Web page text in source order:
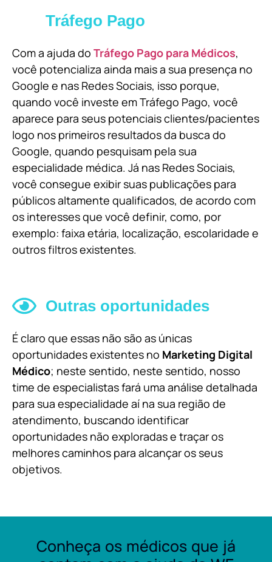
Tráfego Pago
Com a ajuda do Tráfego Pago para Médicos,
você potencializa ainda mais a sua presença no
Google e nas Redes Sociais, isso porque,
quando você investe em Tráfego Pago, você
aparece para seus potenciais clientes/pacientes
logo nos primeiros resultados da busca do
Google, quando pesquisam pela sua
especialidade médica. Já nas Redes Sociais,
você consegue exibir suas publicações para
públicos altamente qualificados, de acordo com
os interesses que você definir, como, por
exemplo: faixa etária, localização, escolaridade e
outros filtros existentes.
Outras oportunidades
É claro que essas não são as únicas
oportunidades existentes no Marketing Digital
Médico; neste sentido, neste sentido, nosso
time de especialistas fará uma análise detalhada
para sua especialidade aí na sua região de
atendimento, buscando identificar
oportunidades não exploradas e traçar os
melhores caminhos para alcançar os seus
objetivos.
Conheça os médicos que já